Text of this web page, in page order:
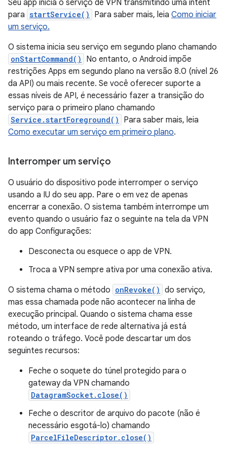
Seu app inicia o serviço de VPN transmitindo uma intent
para startService() Para saber mais, leia Como iniciar
um serviço.
O sistema inicia seu serviço em segundo plano chamando
onStartCommand()
No entanto, o Android impõe
restrições Apps em segundo plano na versão 8.0 (nível 26
da API) ou mais recente. Se você oferecer suporte a
essas níveis de API, é necessário fazer a transição do
serviço para o primeiro plano chamando
Service.startForeground()
Para saber mais, leia
Como executar um serviço em primeiro plano.
Interromper um serviço
O usuário do dispositivo pode interromper o serviço
usando a IU do seu app. Pare o em vez de apenas
encerrar a conexão. O sistema também interrompe um
evento quando o usuário faz o seguinte na tela da VPN
do app Configurações:
Desconecta ou esquece o app de VPN.
Troca a VPN sempre ativa por uma conexão ativa.
O sistema chama o método onRevoke() do serviço,
mas essa chamada pode não acontecer na linha de
execução principal. Quando o sistema chama esse
método, um interface de rede alternativa já está
roteando o tráfego. Você pode descartar um dos
seguintes recursos:
Feche o soquete do túnel protegido para o
gateway da VPN chamando
DatagramSocket.close()
Feche o descritor de arquivo do pacote (não é
necessário esgotá-lo) chamando
ParcelFileDescriptor.close()